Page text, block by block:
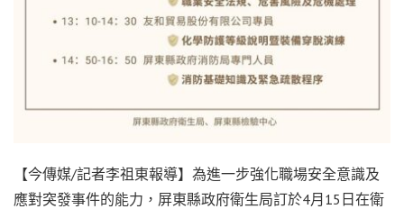
【今傳媒/記者李祖東報導】為進一步強化職場安全意識及
應對突發事件的能力，屏東縣政府衛生局訂於4月15日在衛